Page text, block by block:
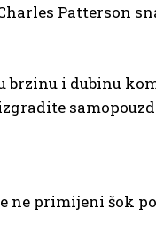
Patterson
i dubinu
ne primijeni šok